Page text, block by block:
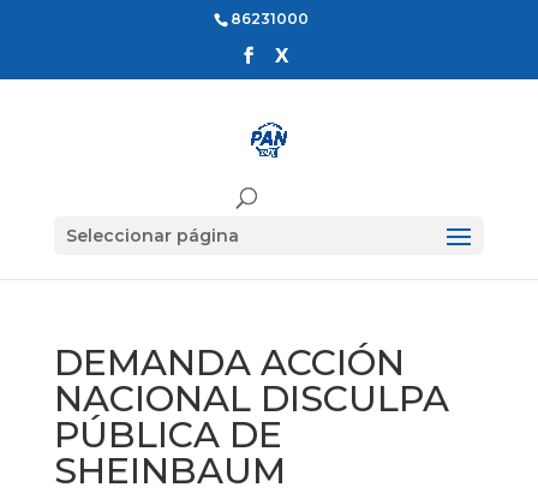
86231000
Seleccionar página
DEMANDA ACCIÓN
NACIONAL DISCULPA
PÚBLICA DE
SHEINBAUM